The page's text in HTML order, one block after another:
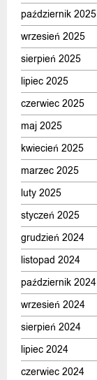
październik 2025
wrzesień 2025
sierpień 2025
lipiec 2025
czerwiec 2025
maj 2025
kwiecień 2025
marzec 2025
luty 2025
styczeń 2025
grudzień 2024
listopad 2024
październik 2024
wrzesień 2024
sierpień 2024
lipiec 2024
czerwiec 2024